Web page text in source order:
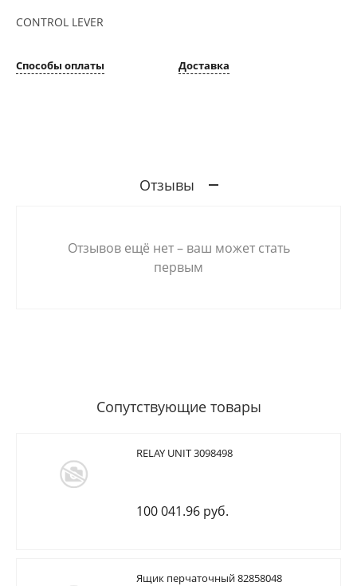
CONTROL LEVER
Способы оплаты Доставка
Отзывы
Отзывов ещё нет – ваш может стать
первым
Сопутствующие товары
RELAY UNIT 3098498
100 041.96 руб.
Ящик перчаточный 82858048